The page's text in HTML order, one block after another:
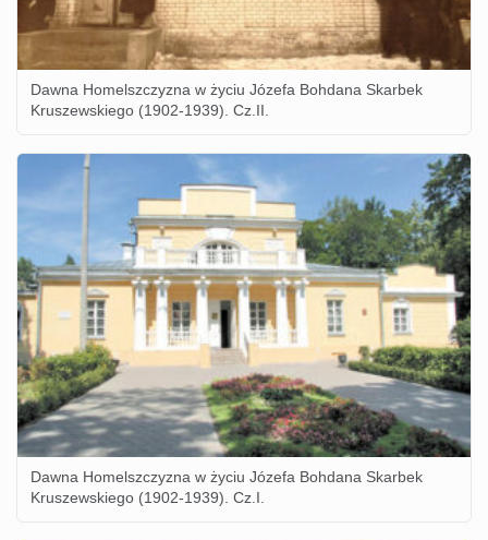
Dawna Homelszczyzna w życiu Józefa Bohdana Skarbek
Kruszewskiego (1902-1939). Cz.II.
Dawna Homelszczyzna w życiu Józefa Bohdana Skarbek
Kruszewskiego (1902-1939). Cz.I.